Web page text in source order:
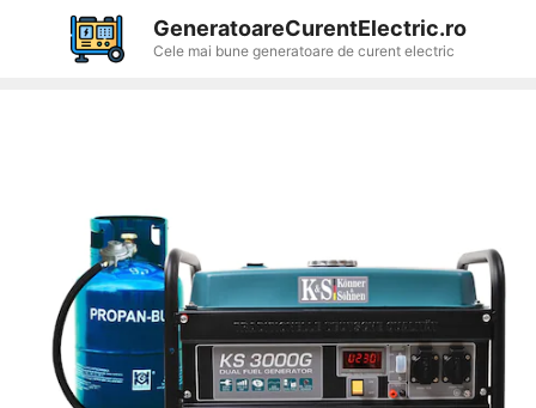
GeneratoareCurentElectric.ro
Cele mai bune generatoare de curent electric